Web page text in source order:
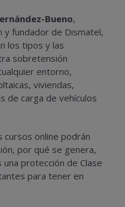
Bueno,
y fundador de Dismatel,
los tipos y las
sobretensión
entorno,
viviendas,
de carga de vehículos
cursos online podrán
por qué se genera,
protección de Clase
para tener en